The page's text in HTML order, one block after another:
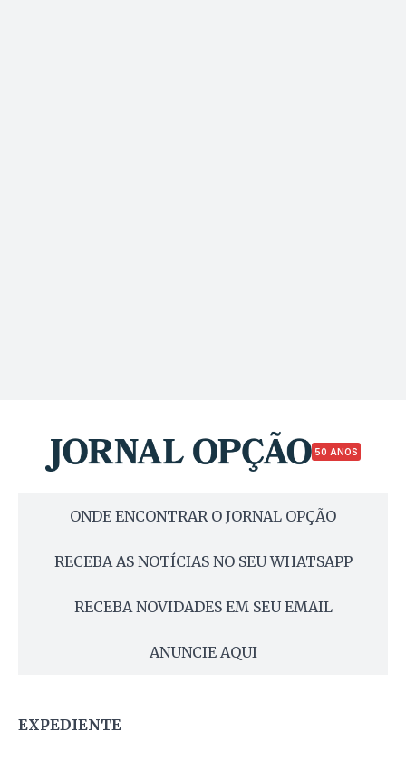
50 ANOS
ONDE ENCONTRAR O JORNAL OPÇÃO
RECEBA AS NOTÍCIAS NO SEU WHATSAPP
RECEBA NOVIDADES EM SEU EMAIL
ANUNCIE AQUI
EXPEDIENTE